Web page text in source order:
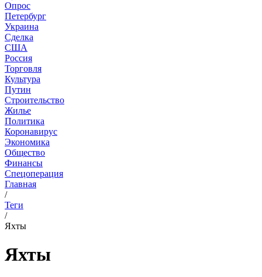
Опрос
Петербург
Украина
Сделка
США
Россия
Торговля
Культура
Путин
Строительство
Жилье
Политика
Коронавирус
Экономика
Общество
Финансы
Спецоперация
Главная
/
Теги
/
Яхты
Яхты